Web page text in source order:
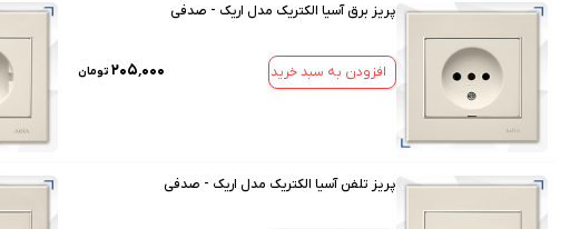
پریز برق آسیا الکتریک مدل اریک - صدفی
افزودن به سبد خرید ۲۰۵٬۰۰۰ تومان
پریز تلفن آسیا الکتریک مدل اریک - صدفی